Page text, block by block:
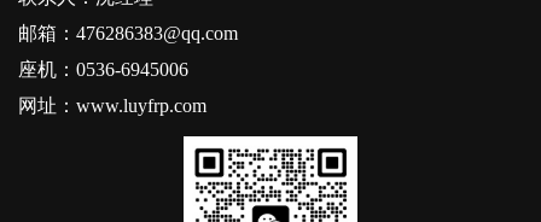
邮箱：476286383@qq.com
座机：0536-6945006
网址：www.luyfrp.com